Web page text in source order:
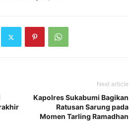
Next article
Kapolres Sukabumi Bagikan
Ratusan Sarung pada
Momen Tarling Ramadhan